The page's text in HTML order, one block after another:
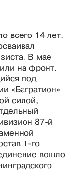
всего 14 лет.
В мае
на фронт.
под
«Багратион»
силой,
87-й
1-го
вошло